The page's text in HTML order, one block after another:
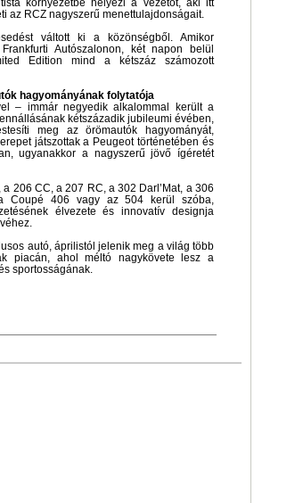
környezetbe helyezi a vezetőt, aki itt
az RCZ nagyszerű menettulajdonságait.
váltott ki a közönségből. Amikor
Autószalonon, két napon belül
Edition mind a kétszáz számozott
hagyományának folytatója
– immár negyedik alkalommal került a
kétszázadik jubileumi évében,
meg az örömautók hagyományát,
játszottak a Peugeot történetében és
ugyanakkor a nagyszerű jövő ígéretét
a 206 CC, a 207 RC, a 302 Darl’Mat, a 306
Coupé 406 vagy az 504 kerül szóba,
élvezete és innovatív designja
autó, áprilistól jelenik meg a világ több
piacán, ahol méltó nagykövete lesz a
sportosságának.